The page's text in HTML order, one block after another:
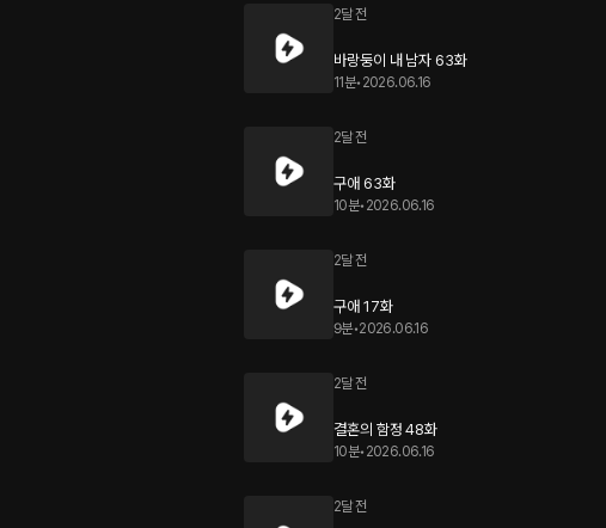
2달 전
바랑둥이 내 남자 63화
11분• 2026.06.16
2달 전
구애 63화
10분• 2026.06.16
2달 전
구애 17화
9분•2026.06.16
2달 전
결혼의 함정 48화
10분• 2026.06.16
2달 전